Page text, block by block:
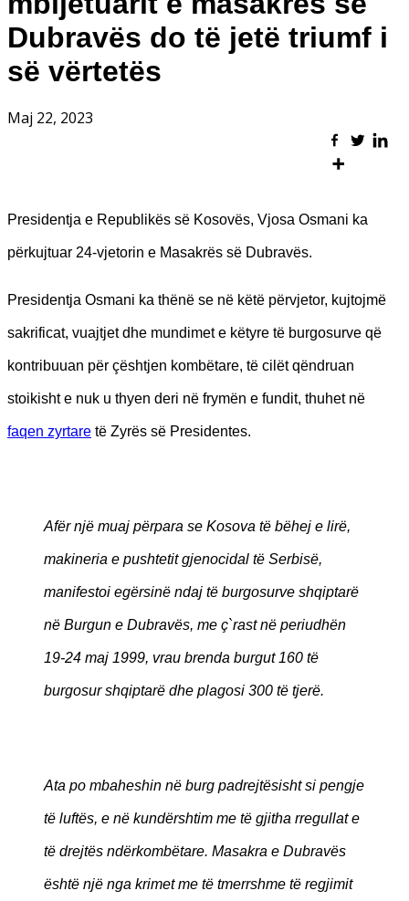
Dubravës do të jetë triumf i
së vërtetës
Maj 22, 2023
Presidentja e Republikës së Kosovës, Vjosa Osmani ka
përkujtuar 24-vjetorin e Masakrës së Dubravës.
Presidentja Osmani ka thënë se në këtë përvjetor, kujtojmë
sakrificat, vuajtjet dhe mundimet e këtyre të burgosurve që
kontribuuan për çështjen kombëtare, të cilët qëndruan
stoikisht e nuk u thyen deri në frymën e fundit, thuhet në
faqen zyrtare të Zyrës së Presidentes.
Afër një muaj përpara se Kosova të bëhej e lirë,
makineria e pushtetit gjenocidal të Serbisë,
manifestoi egërsinë ndaj të burgosurve shqiptarë
në Burgun e Dubravës, me ç`rast në periudhën
19-24 maj 1999, vrau brenda burgut 160 të
burgosur shqiptarë dhe plagosi 300 të tjerë.
Ata po mbaheshin në burg padrejtësisht si pengje
të luftës, e në kundërshtim me të gjitha rregullat e
të drejtës ndërkombëtare. Masakra e Dubravës
është një nga krimet me të tmerrshme të regjimit